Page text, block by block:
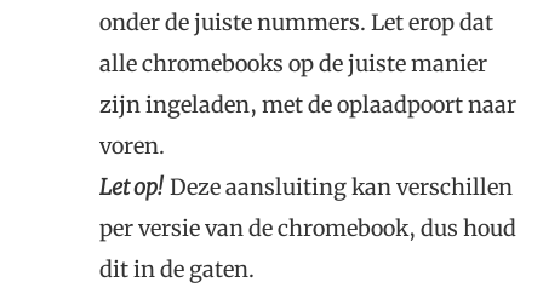
onder de juiste nummers. Let erop dat
alle chromebooks op de juiste manier
zijn ingeladen, met de oplaadpoort naar
voren.
Let op! Deze aansluiting kan verschillen
per versie van de chromebook, dus houd
dit in de gaten.